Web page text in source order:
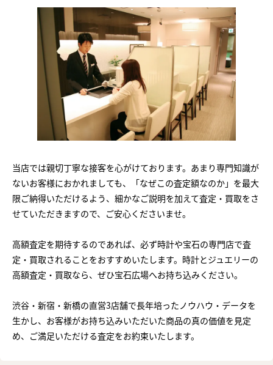
当店では親切丁寧な接客を心がけております。あまり専門知識が
ないお客様におかれましても、「なぜこの査定額なのか」を最大
限ご納得いただけるよう、細かなご説明を加えて査定・買取をさ
せていただきますので、ご安心くださいませ。
高額査定を期待するのであれば、必ず時計や宝石の専門店で査
定・買取されることをおすすめいたします。時計とジュエリーの
高額査定・買取なら、ぜひ宝石広場へお持ち込みください。
渋谷・新宿・新橋の直営3店舗で長年培ったノウハウ・データを
生かし、お客様がお持ち込みいただいた商品の真の価値を見定
め、ご満足いただける査定をお約束いたします。